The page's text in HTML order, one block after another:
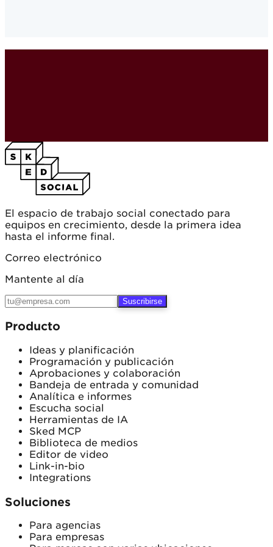
El espacio de trabajo social conectado para
equipos en crecimiento, desde la primera idea
hasta el informe final.
Correo electrónico
Mantente al día
Suscribirse
Producto
Ideas y planificación
Programación y publicación
Aprobaciones y colaboración
Bandeja de entrada y comunidad
Analítica e informes
Escucha social
Herramientas de IA
Sked MCP
Biblioteca de medios
Editor de video
Link-in-bio
Integrations
Soluciones
Para agencias
Para empresas